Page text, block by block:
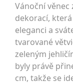
Vánoční věnec
dekorací,
eleganci a
tvarované
zeleným
byly právě
cm, takže se